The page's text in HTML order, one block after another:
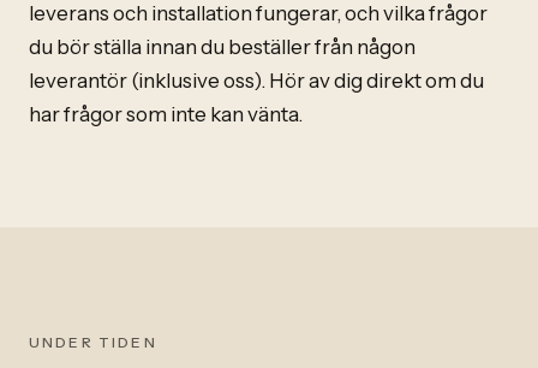
leverans och installation fungerar, och vilka frågor
du bör ställa innan du beställer från någon
leverantör (inklusive oss). Hör av dig direkt om du
har frågor som inte kan vänta.
UNDER TIDEN